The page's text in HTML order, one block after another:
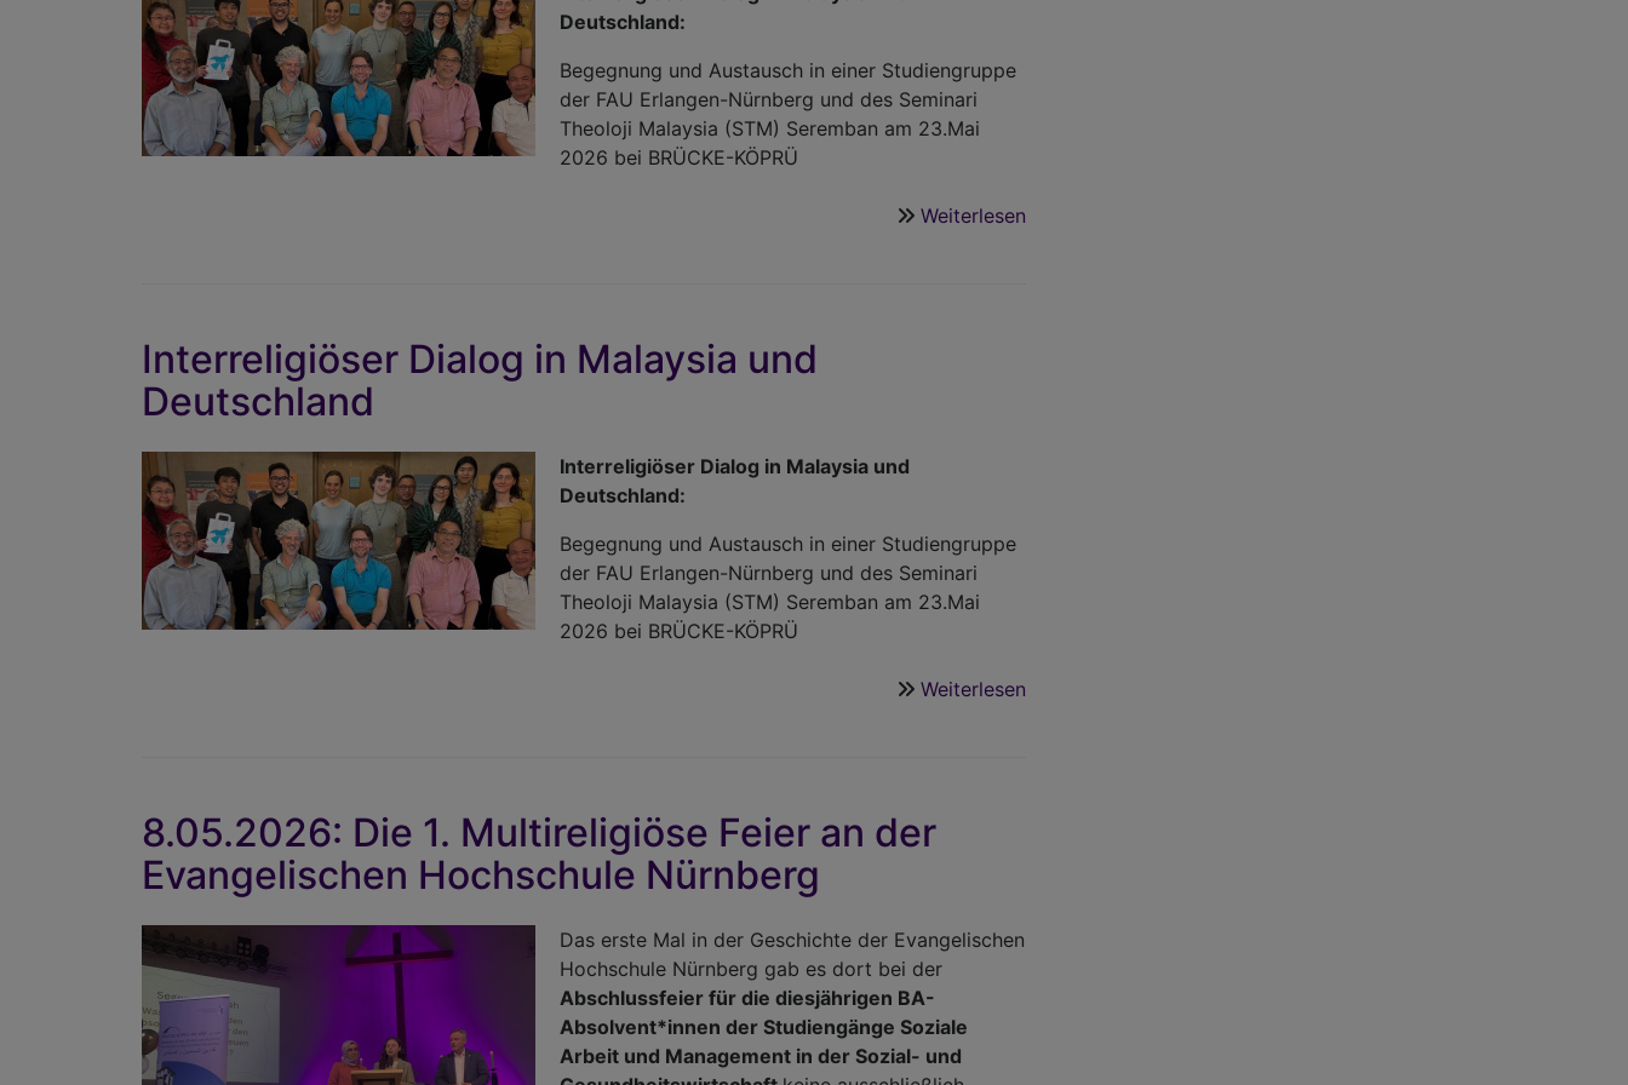
Deutschland:
Begegnung und Austausch in einer Studiengruppe
der FAU Erlangen-Nürnberg und des Seminari
Theoloji Malaysia (STM) Seremban am 23.Mai
2026 bei BRÜCKE-KÖPRÜ
Weiterlesen
Interreligiöser Dialog in Malaysia und
Deutschland
Interreligiöser Dialog in Malaysia und
Deutschland:
Begegnung und Austausch in einer Studiengruppe
der FAU Erlangen-Nürnberg und des Seminari
Theoloji Malaysia (STM) Seremban am 23.Mai
2026 bei BRÜCKE-KÖPRÜ
Weiterlesen
8.05.2026: Die 1. Multireligiöse Feier an der
Evangelischen Hochschule Nürnberg
Das erste Mal in der Geschichte der Evangelischen
Hochschule Nürnberg gab es dort bei der
Abschlussfeier für die diesjährigen BA-
Absolvent*innen der Studiengänge Soziale
Arbeit und Management in der Sozial- und